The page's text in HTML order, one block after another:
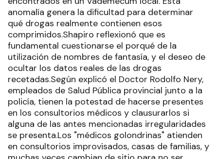
anomalía genera la dificultad para determinar
qué drogas realmente contienen esos
comprimidos.Shapiro reflexionó que es
fundamental cuestionarse el porqué de la
utilización de nombres de fantasía, y el deseo de
ocultar los datos reales de las drogas
recetadas.Según explicó el Doctor Rodolfo Nery,
empleados de Salud Pública provincial junto a la
policía, tienen la potestad de hacerse presentes
en los consultorios médicos y clausurarlos si
alguna de las antes mencionadas irregularidades
se presenta.Los "médicos golondrinas" atienden
en consultorios improvisados, casas de familias, y